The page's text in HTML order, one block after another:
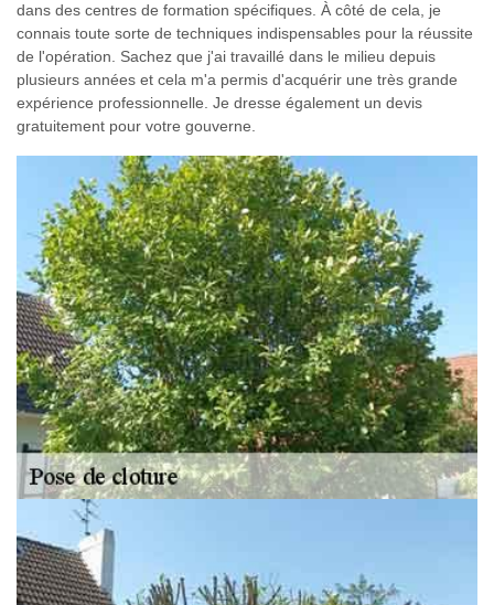
dans des centres de formation spécifiques. À côté de cela, je
connais toute sorte de techniques indispensables pour la réussite
de l'opération. Sachez que j'ai travaillé dans le milieu depuis
plusieurs années et cela m'a permis d'acquérir une très grande
expérience professionnelle. Je dresse également un devis
gratuitement pour votre gouverne.